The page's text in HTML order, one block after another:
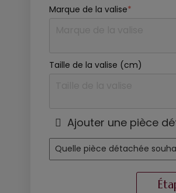
Marque de la valise*
Taille de la valise (cm)
Ajouter une pièce